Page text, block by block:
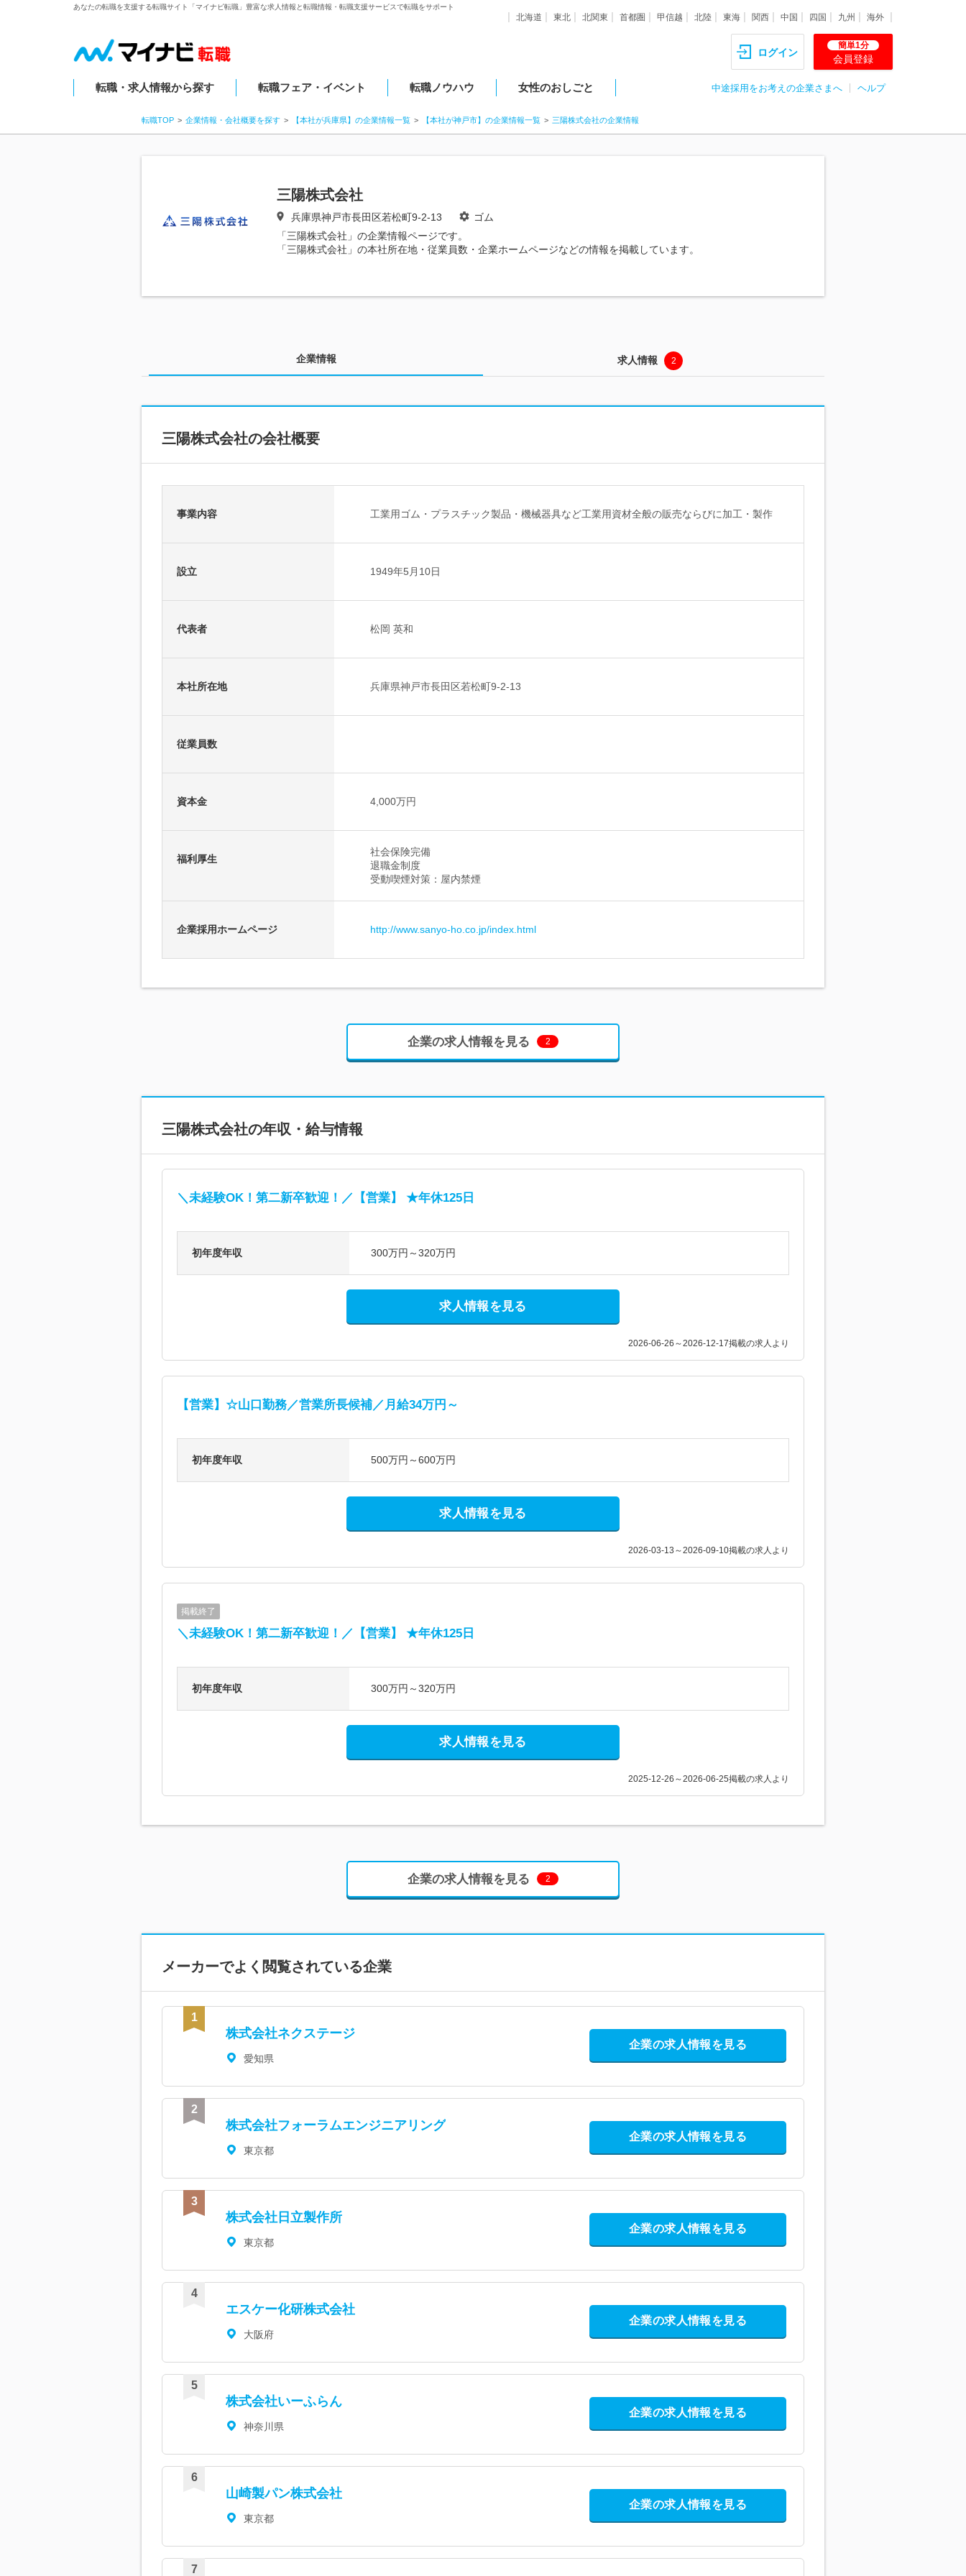
あなたの転職を支援する転職サイト「マイナビ転職」豊富な求人情報と転職情報・転職支援サービスで転職をサポート
北海道 東北 北関東 首都圏 甲信越 北陸 東海 関西 中国 四国 九州 海外
ログイン
簡単1分
会員登録
転職・求人情報から探す 転職フェア・イベント 転職ノウハウ 女性のおしごと 中途採用をお考えの企業さまへ ヘルプ
転職TOP 企業情報・会社概要を探す 【本社が兵庫県】の企業情報一覧 【本社が神戸市】の企業情報一覧 三陽株式会社の企業情報
三陽株式会社
兵庫県神戸市長田区若松町9-2-13
ゴム
「三陽株式会社」の企業情報ページです。
「三陽株式会社」の本社所在地・従業員数・企業ホームページなどの情報を掲載しています。
企業情報 求人情報 2
三陽株式会社の会社概要
事業内容 工業用ゴム・プラスチック製品・機械器具など工業用資材全般の販売ならびに加工・製作
設立 1949年5月10日
代表者 松岡 英和
本社所在地 兵庫県神戸市長田区若松町9-2-13
従業員数
資本金 4,000万円
福利厚生
社会保険完備
退職金制度
受動喫煙対策：屋内禁煙
企業採用ホームページ http://www.sanyo-ho.co.jp/index.html
企業の求人情報を見る 2
三陽株式会社の年収・給与情報
＼未経験OK！第二新卒歓迎！／【営業】 ★年休125日
初年度年収 300万円～320万円
求人情報を見る
2026-06-26～2026-12-17掲載の求人より
【営業】☆山口勤務／営業所長候補／月給34万円～
初年度年収 500万円～600万円
求人情報を見る
2026-03-13～2026-09-10掲載の求人より
掲載終了
＼未経験OK！第二新卒歓迎！／【営業】 ★年休125日
初年度年収 300万円～320万円
求人情報を見る
2025-12-26～2026-06-25掲載の求人より
企業の求人情報を見る 2
メーカーでよく閲覧されている企業
株式会社ネクステージ
愛知県
企業の求人情報を見る
株式会社フォーラムエンジニアリング
東京都
企業の求人情報を見る
株式会社日立製作所
東京都
企業の求人情報を見る
エスケー化研株式会社
大阪府
企業の求人情報を見る
株式会社いーふらん
神奈川県
企業の求人情報を見る
山崎製パン株式会社
東京都
企業の求人情報を見る